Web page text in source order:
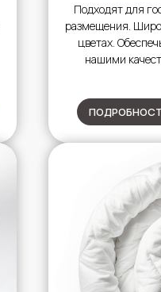
Подходят для
размещения.
цветах.
нашими